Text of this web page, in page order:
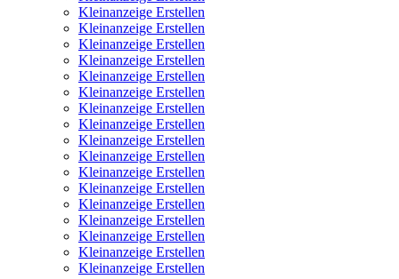
Kleinanzeige Erstellen
Kleinanzeige Erstellen
Kleinanzeige Erstellen
Kleinanzeige Erstellen
Kleinanzeige Erstellen
Kleinanzeige Erstellen
Kleinanzeige Erstellen
Kleinanzeige Erstellen
Kleinanzeige Erstellen
Kleinanzeige Erstellen
Kleinanzeige Erstellen
Kleinanzeige Erstellen
Kleinanzeige Erstellen
Kleinanzeige Erstellen
Kleinanzeige Erstellen
Kleinanzeige Erstellen
Kleinanzeige Erstellen